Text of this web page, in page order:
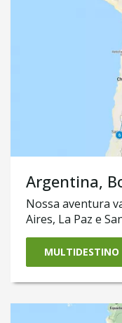
Paz e também o
deserto feito de
nosso roteiro no
mundialmente
Argentina,
Nossa aventura
Aires, La Paz e
espetáculos da
Atacama. Você
cidade de
e aventurarmos
descobrirmos o
MULTIDESTINO